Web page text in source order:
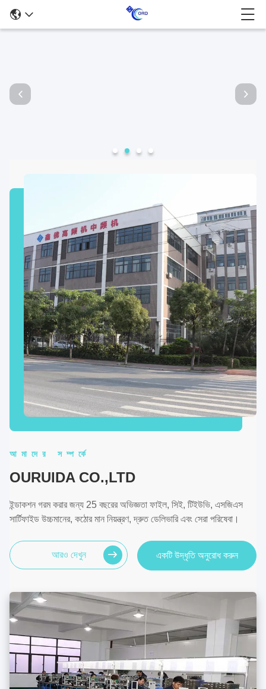
আমাদের সম্পর্কে
OURUIDA CO.,LTD
ইন্ডাকশন গরম করার জন্য 25 বছরের অভিজ্ঞতা ফাইল, সিই, টিইউভি, এসজিএস
সার্টিফাইড উচ্চমানের, কঠোর মান নিয়ন্ত্রণ, দ্রুত ডেলিভারি এবং সেরা পরিষেবা।
আরও দেখুন একটি উদ্ধৃতি অনুরোধ করুন